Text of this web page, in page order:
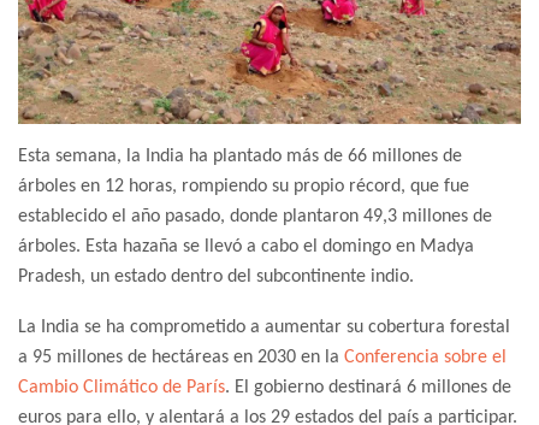
Esta semana, la India ha plantado más de 66 millones de
árboles en 12 horas, rompiendo su propio récord, que fue
establecido el año pasado, donde plantaron 49,3 millones de
árboles. Esta hazaña se llevó a cabo el domingo en Madya
Pradesh, un estado dentro del subcontinente indio.
La India se ha comprometido a aumentar su cobertura forestal
a 95 millones de hectáreas en 2030 en la Conferencia sobre el
Cambio Climático de París. El gobierno destinará 6 millones de
euros para ello, y alentará a los 29 estados del país a participar.